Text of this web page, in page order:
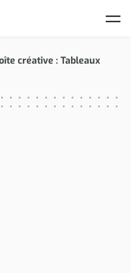
créative : Tableaux